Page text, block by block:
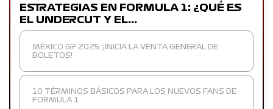
ESTRATEGIAS EN FORMULA 1: ¿QUÉ ES
EL UNDERCUT Y EL…
MÉXICO GP 2025: ¡INICIA LA VENTA GENERAL DE
BOLETOS!
10 TÉRMINOS BÁSICOS PARA LOS NUEVOS FANS DE
FORMULA 1